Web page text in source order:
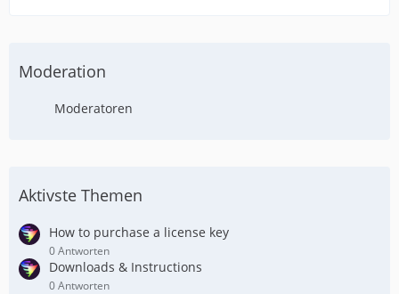
Moderation
Moderatoren
Aktivste Themen
How to purchase a license key
0 Antworten
Downloads & Instructions
0 Antworten